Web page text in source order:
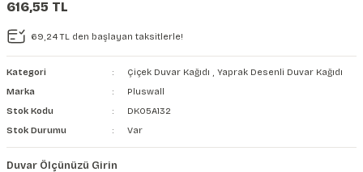
616,55 TL
69,24 TL den başlayan taksitlerle!
Kategori Çiçek Duvar Kağıdı , Yaprak Desenli Duvar Kağıdı
Marka
Pluswall
Stok Kodu
DK05A132
Stok Durumu
Var
Duvar Ölçünüzü Girin